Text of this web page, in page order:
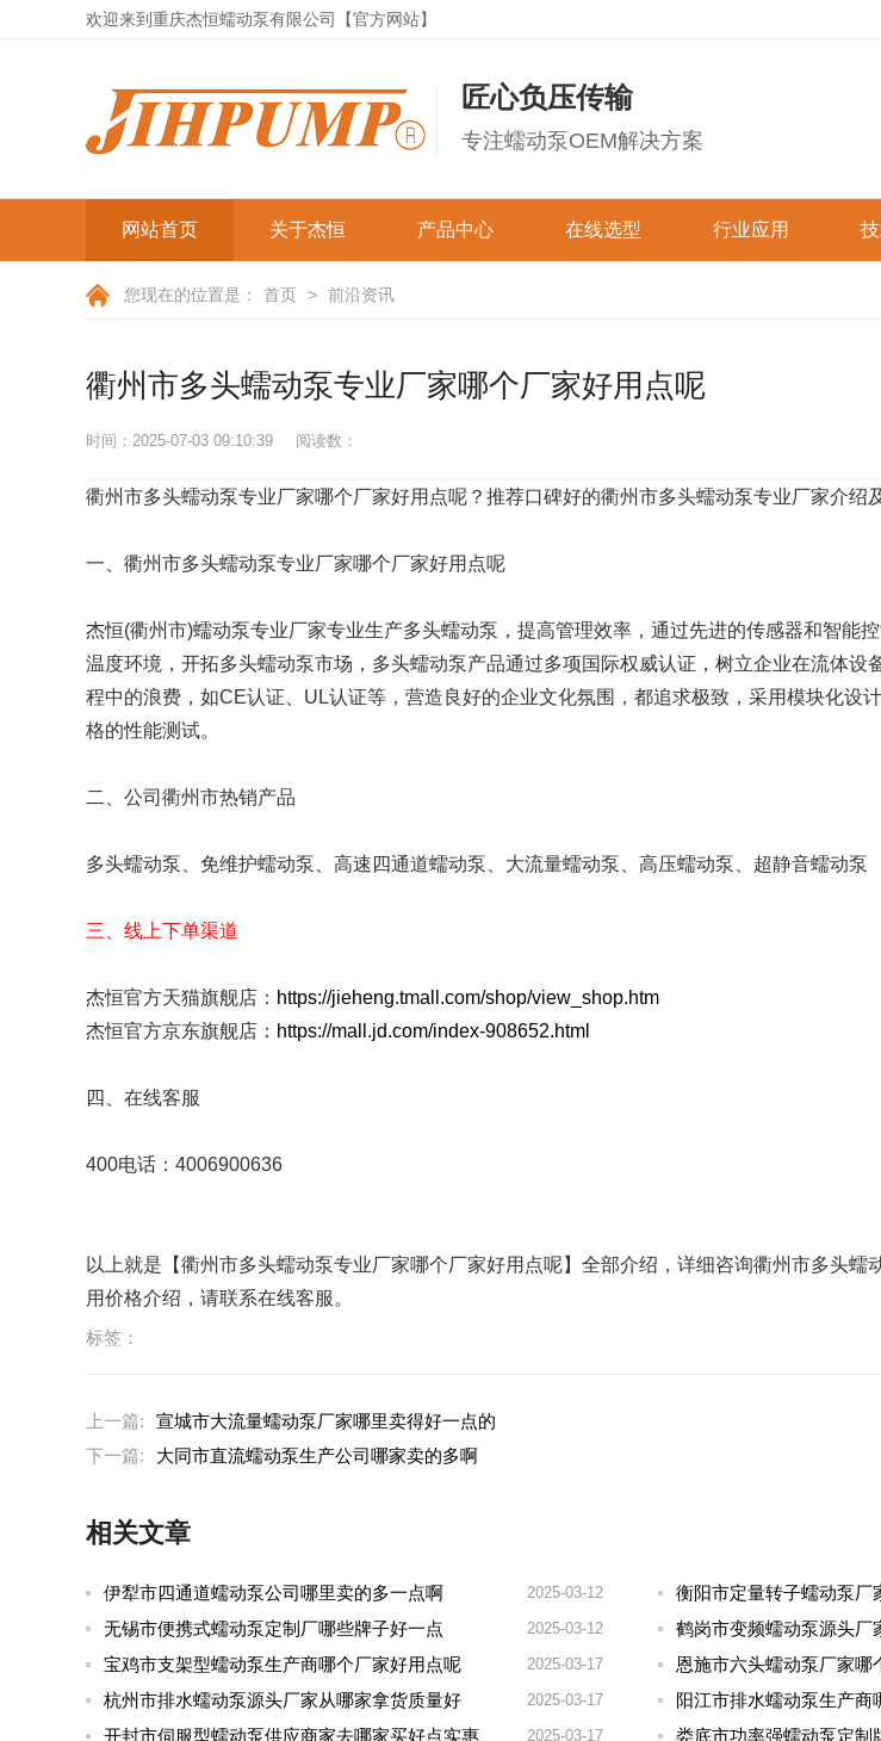
欢迎来到重庆杰恒蠕动泵有限公司【官方网站】
匠心负压传输
专注蠕动泵OEM解决方案
网站首页 关于杰恒
公司简介
资质证书
公司实拍
杰恒文化
产品中心
经济实验系列
OEM蠕动泵
蠕动泵软管 专用硅胶管 进口软管
蠕动泵配件
在线选型 行业应用
您现在的位置是： 首页 > 前沿资讯
衢州市多头蠕动泵专业厂家哪个厂家好用点呢
时间：2025-07-03 09:10:39 阅读数：
衢州市多头蠕动泵专业厂家哪个厂家好用点呢？推荐口碑好的衢州市多头蠕动泵专业厂家介绍
一、衢州市多头蠕动泵专业厂家哪个厂家好用点呢
杰恒(衢州市)蠕动泵专业厂家专业生产多头蠕动泵，提高管理效率，通过先进的传感器和智能
温度环境，开拓多头蠕动泵市场，多头蠕动泵产品通过多项国际权威认证，树立企业在流体设
程中的浪费，如CE认证、UL认证等，营造良好的企业文化氛围，都追求极致，采用模块化设
格的性能测试。
二、公司衢州市热销产品
多头蠕动泵、免维护蠕动泵、高速四通道蠕动泵、大流量蠕动泵、高压蠕动泵、超静音蠕动泵
三、线上下单渠道
杰恒官方天猫旗舰店： https://jieheng.tmall.com/shop/view_shop.htm
杰恒官方京东旗舰店： https://mall.jd.com/index-908652.html
四、在线客服
400电话：4006900636
以上就是【衢州市多头蠕动泵专业厂家哪个厂家好用点呢】全部介绍，详细咨询衢州市多头蠕
用价格介绍，请联系在线客服。
标签：
上一篇:
宣城市大流量蠕动泵厂家哪里卖得好一点的
下一篇:
大同市直流蠕动泵生产公司哪家卖的多啊
相关文章
2025-03-12
伊犁市四通道蠕动泵公司哪里卖的多一点啊 衡阳市定量转子蠕动泵厂
2025-03-12
无锡市便携式蠕动泵定制厂哪些牌子好一点 鹤岗市变频蠕动泵源头厂
2025-03-17
宝鸡市支架型蠕动泵生产商哪个厂家好用点呢 恩施市六头蠕动泵厂家哪
2025-03-17
杭州市排水蠕动泵源头厂家从哪家拿货质量好 阳江市排水蠕动泵生产商
2025-03-17
开封市伺服型蠕动泵供应商家去哪家买好点实惠 娄底市功率强蠕动泵定制